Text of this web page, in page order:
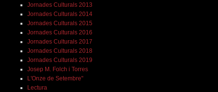
Jornades Culturals 2013
Jornades Culturals 2014
Jornades Culturals 2015
Jornades Culturals 2016
Jornades Culturals 2017
Jornades Culturals 2018
Jornades Culturals 2019
Josep M. Folch i Torres
L'Onze de Setembre"
Lectura